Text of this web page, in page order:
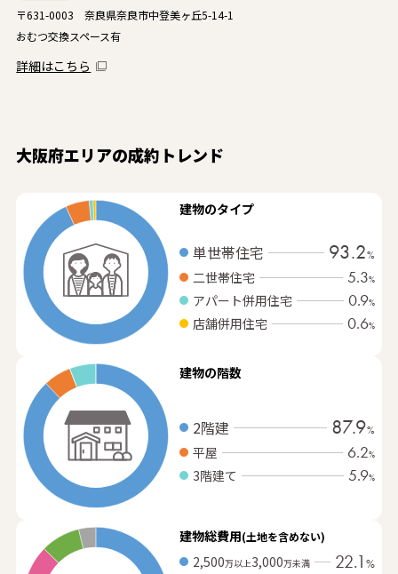
〒631-0003 奈良県奈良市中登美ヶ丘5-14-1
おむつ交換スペース有
詳細はこちら
大阪府エリアの成約トレンド
建物のタイプ
単世帯住宅 93.2%
二世帯住宅 5.3%
アパート併用住宅 0.9%
店舗併用住宅 0.6%
建物の階数
2階建 87.9%
平屋 6.2%
3階建て 5.9%
建物総費用(土地を含めない)
2,500万以上3,000万未満 22.1 %